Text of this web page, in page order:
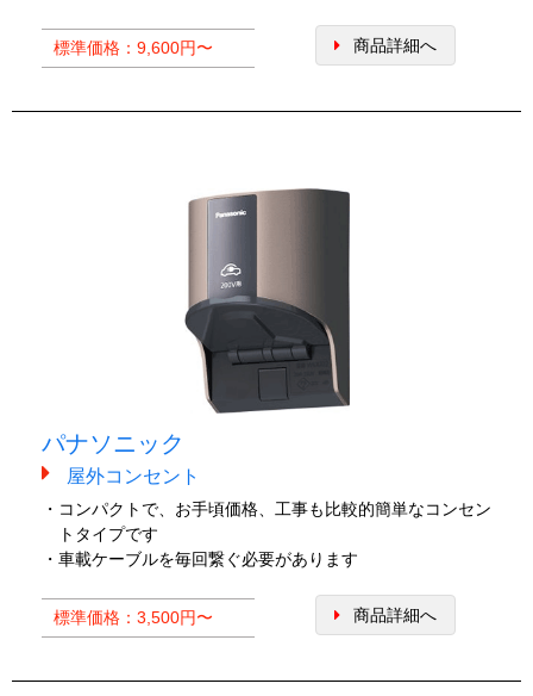
標準価格：9,600円〜 商品詳細へ
パナソニック
屋外コンセント
・コンパクトで、お手頃価格、工事も比較的簡単なコンセン
トタイプです
・車載ケーブルを毎回繋ぐ必要があります
標準価格：3,500円〜 商品詳細へ